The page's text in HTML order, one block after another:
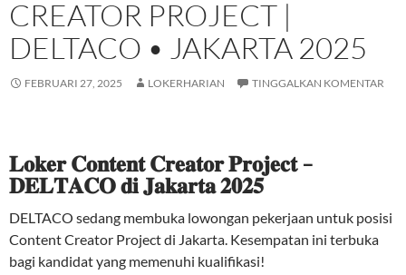
CREATOR PROJECT |
DELTACO • JAKARTA 2025
FEBRUARI 27, 2025 LOKERHARIAN TINGGALKAN KOMENTAR
𝐋𝐨𝐤𝐞𝐫 𝐂𝐨𝐧𝐭𝐞𝐧𝐭 𝐂𝐫𝐞𝐚𝐭𝐨𝐫 𝐏𝐫𝐨𝐣𝐞𝐜𝐭 –
𝐃𝐄𝐋𝐓𝐀𝐂𝐎 𝐝𝐢 𝐉𝐚𝐤𝐚𝐫𝐭𝐚 𝟐𝟎𝟐𝟓
DELTACO sedang membuka lowongan pekerjaan untuk posisi
Content Creator Project di Jakarta. Kesempatan ini terbuka
bagi kandidat yang memenuhi kualifikasi!